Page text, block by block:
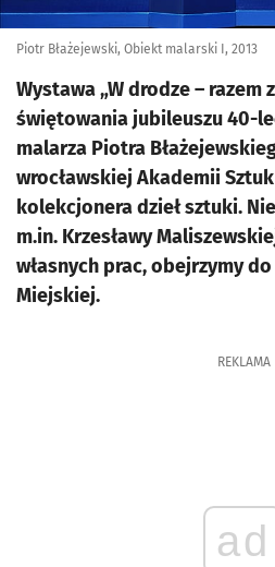
Piotr Błażejewski, Obiekt malarski I, 2013
Wystawa „W drodze – razem
świętowania jubileuszu 40-
malarza Piotra
wrocławskiej Akademii
kolekcjonera dzieł sztuki.
m.in. Krzesławy
własnych prac, obejrzymy
Miejskiej.
REKLAMA
ad